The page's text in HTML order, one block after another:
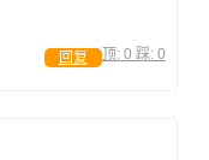
顶: 0 踩: 0
回复